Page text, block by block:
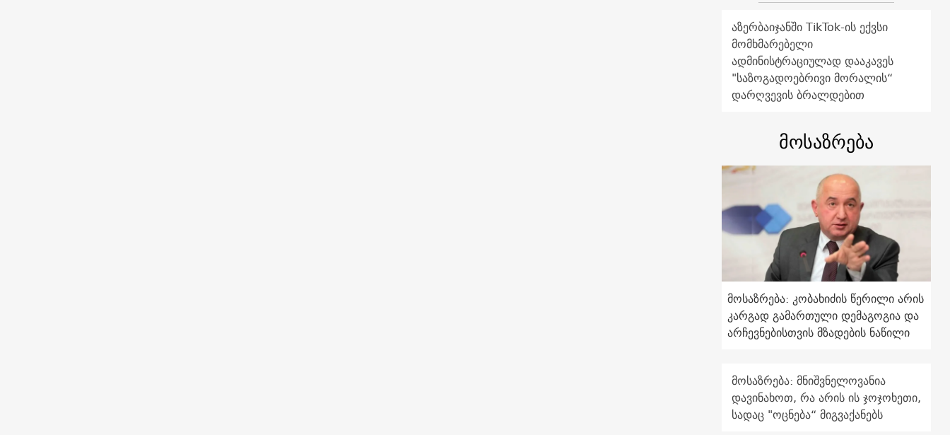
აზერბაიჯანში TikTok-ის ექვსი
მომხმარებელი
ადმინისტრაციულად დააკავეს
"საზოგადოებრივი მორალის“
დარღვევის ბრალდებით
მოსაზრება
მოსაზრება: კობახიძის წერილი არის
კარგად გამართული დემაგოგია და
არჩევნებისთვის მზადების ნაწილი
მოსაზრება: მნიშვნელოვანია
დავინახოთ, რა არის ის ჯოჯოხეთი,
სადაც "ოცნება“ მიგვაქანებს